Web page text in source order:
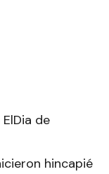
de
hincapié